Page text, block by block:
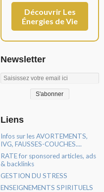
Découvrir Les
Énergies de Vie
Newsletter
Liens
Infos sur les AVORTEMENTS,
IVG, FAUSSES-COUCHES....
RATE for sponsored articles, ads
& backlinks
GESTION DU STRESS
ENSEIGNEMENTS SPIRITUELS